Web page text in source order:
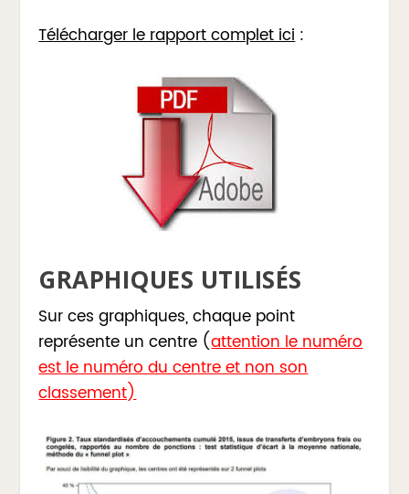
Télécharger le rapport complet ici:
GRAPHIQUES UTILISÉS
Sur ces graphiques, chaque point
représente un centre (attention le numéro
est le numéro du centre et non son
classement)